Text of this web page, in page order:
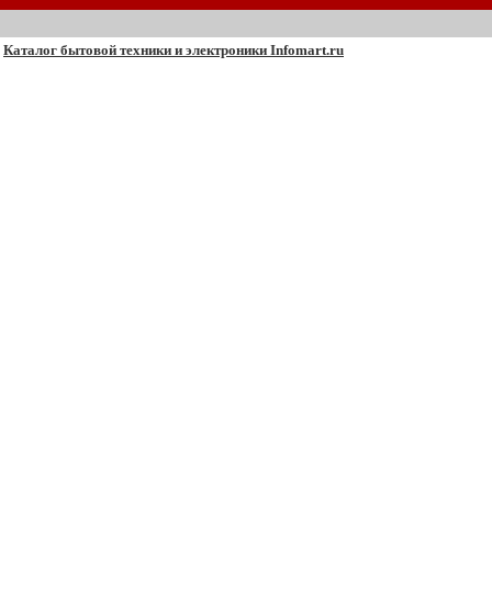
Каталог бытовой техники и электроники Infomart.ru